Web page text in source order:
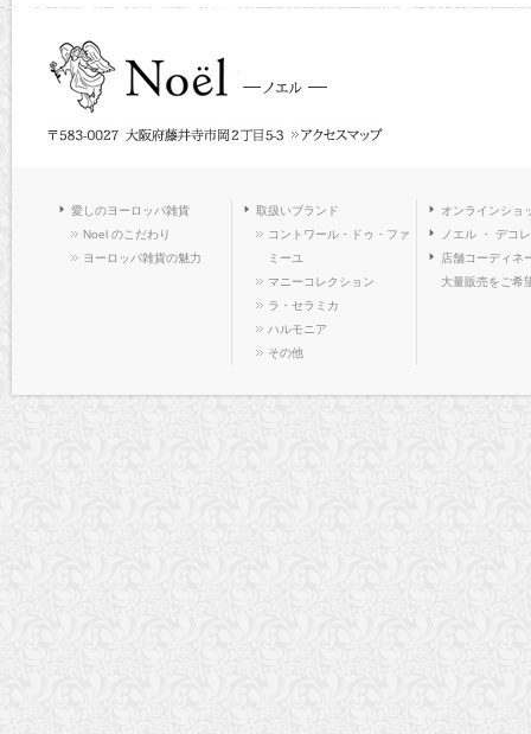
愛しのヨーロッパ雑貨
Noel のこだわり
ヨーロッパ雑貨の魅力
取扱いブランド
コントワール・ドゥ・ファ
ミーユ
マニーコレクション
ラ・セラミカ
ハルモニア
その他
オンラインショ
ノエル ・ デコ
店舗コーディネ
大量販売をご希